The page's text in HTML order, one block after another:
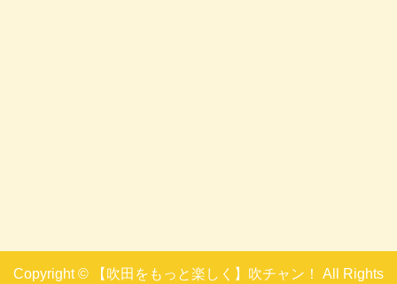
Copyright © 【吹田をもっと楽しく】吹チャン！ All Rights